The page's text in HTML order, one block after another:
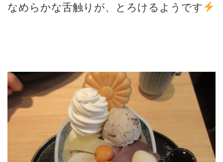
なめらかな舌触りが、とろけるようです